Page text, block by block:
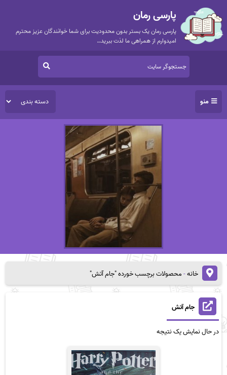
پارسی رمان
پارسی رمان یک بستر بدون محدودیت برای شما خوانندگان عزیز محترم
امیدوارم از همراهی ما لذت ببرید…
منو
خانه-محصولات برچسب خورده "جام آتش"
جام آتش
در حال نمایش یک نتیجه